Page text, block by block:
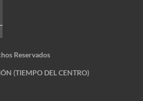
Reservados
(TIEMPO DEL CENTRO)